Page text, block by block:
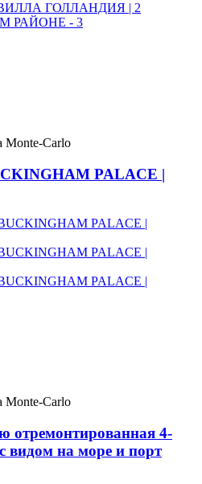
Monte-Carlo
PALACE |
Monte-Carlo
отремонтированная 4-
видом на море и порт